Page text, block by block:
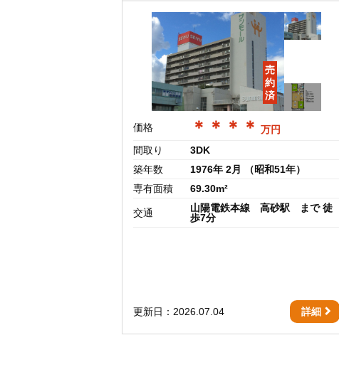
売
約
済
価格 ＊＊＊＊ 万円
間取り
3DK
築年数
1976年 2月 （昭和51年）
専有面積
69.30m²
交通
山陽電鉄本線 高砂駅 まで 徒
歩7分
更新日：2026.07.04 詳細